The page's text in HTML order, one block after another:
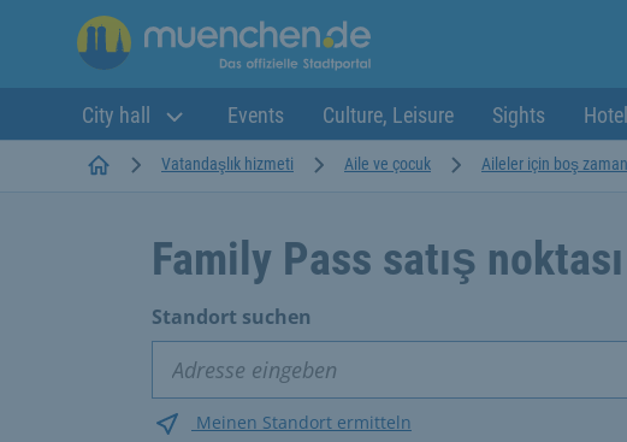
City hall Events Culture, Leisure Sights
StartseiteVatandaşlık hizmeti Aile ve çocuk Aileler için boş zaman
Family Pass satış noktası
Standort suchen
Meinen Standort ermitteln